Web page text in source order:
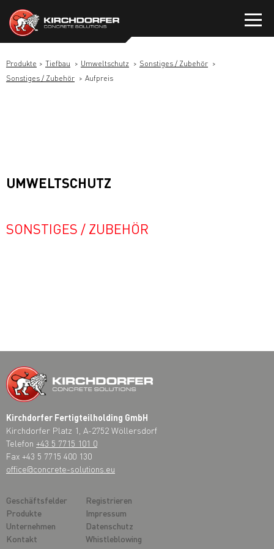
Inhalt
springen
Produkte Tiefbau Umweltschutz
Sonstiges / Zubehör
Sonstiges / Zubehör
Aufpreis
UMWELTSCHUTZ
SONSTIGES / ZUBEHÖR
Kirchdorfer Fertigteilholding GmbH
Kirchdorfer Platz 1, A-2752 Wöllersdorf
Telefon +43 5 7715 101 0
Fax +43 5 7715 400 130
office@concrete-solutions.eu
Geschäftsfelder
Produkte
Unternehmen
Kontakt
Registrieren
Impressum
Datenschutz
Whistleblowing